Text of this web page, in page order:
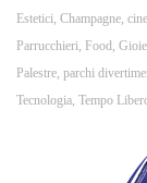
Estetici Champagne
Parrucchieri Food
Palestre parchi
Tecnologia Tempo